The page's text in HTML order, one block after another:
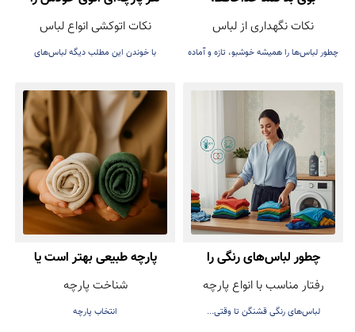
نکات نگهداری از لباس
چطور لباس‌ها را همیشه خوشبو، تازه و آماده
دارد! راهنمای اتوکشی بدون
آسیب
نکات اتوکشی انواع لباس
با خوندن این مطلب دیگه لباس‌های
چطور لباس‌های رنگی را
بشوییم تا رنگشان نرود؟
رفتار مناسب با انواع پارچه
لباس‌های رنگی قشنگن تا وقتی...
پارچه طبیعی بهتر است یا
مصنوعی؟ راهنمای انتخاب
درست هنگام خرید لباس
شناخت پارچه
انتخاب پارچه